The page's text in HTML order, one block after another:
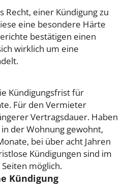
Recht, einer Kündigung zu
eine besondere Härte
bestätigen einen
wirklich um eine
Kündigungsfrist für
Für den Vermieter
Vertragsdauer. Haben
der Wohnung gewohnt,
bei über acht Jahren
Kündigungen sind im
möglich.
Kündigung